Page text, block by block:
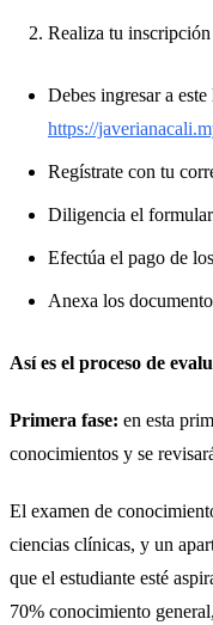
Realiza tu
Debes ingresar a
https://
Regístrate con tu
Diligencia el
Efectúa el pago de
Anexa los
Así es el proceso de
Primera fase: en esta
conocimientos y se
El examen de
ciencias clínicas, y un
que el estudiante esté
70% conocimiento